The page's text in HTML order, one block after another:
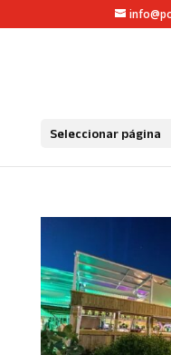
Seleccionar página